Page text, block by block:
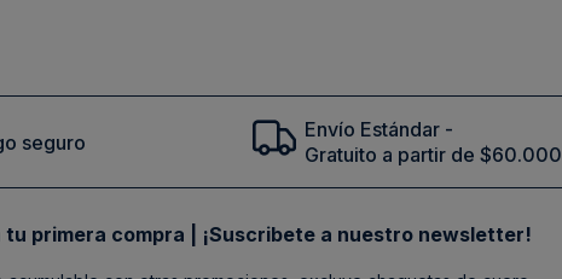
seguro
Envío Estándar -
Gratuito a partir de $60.000
tu primera compra | ¡Suscribete a nuestro newsletter!